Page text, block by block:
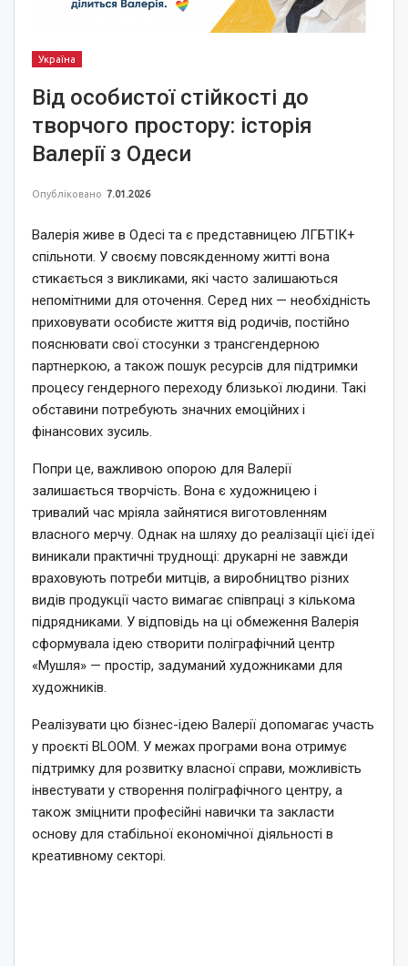
Україна
Від особистої стійкості до
творчого простору: історія
Валерії з Одеси
Опубліковано 7.01.2026
Валерія живе в Одесі та є представницею ЛГБТІК+
спільноти. У своєму повсякденному житті вона
стикається з викликами, які часто залишаються
непомітними для оточення. Серед них — необхідність
приховувати особисте життя від родичів, постійно
пояснювати свої стосунки з трансгендерною
партнеркою, а також пошук ресурсів для підтримки
процесу гендерного переходу близької людини. Такі
обставини потребують значних емоційних і
фінансових зусиль.
Попри це, важливою опорою для Валерії
залишається творчість. Вона є художницею і
тривалий час мріяла зайнятися виготовленням
власного мерчу. Однак на шляху до реалізації цієї ідеї
виникали практичні труднощі: друкарні не завжди
враховують потреби митців, а виробництво різних
видів продукції часто вимагає співпраці з кількома
підрядниками. У відповідь на ці обмеження Валерія
сформувала ідею створити поліграфічний центр
«Мушля» — простір, задуманий художниками для
художників.
Реалізувати цю бізнес-ідею Валерії допомагає участь
у проєкті BLOOM. У межах програми вона отримує
підтримку для розвитку власної справи, можливість
інвестувати у створення поліграфічного центру, а
також зміцнити професійні навички та закласти
основу для стабільної економічної діяльності в
креативному секторі.